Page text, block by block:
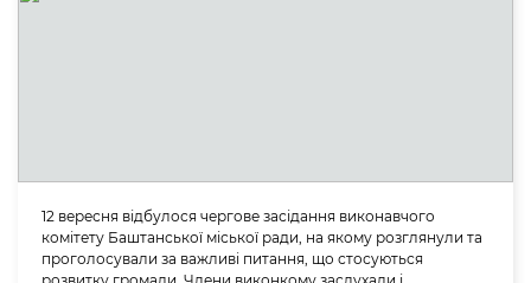
12 вересня відбулося чергове засідання виконавчого
комітету Баштанської міської ради, на якому розглянули та
проголосували за важливі питання, що стосуються